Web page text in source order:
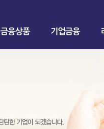
금융상품 기업금융